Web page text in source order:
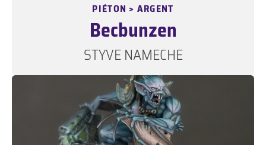
PIÉTON > ARGENT
Becbunzen
STYVE NAMECHE